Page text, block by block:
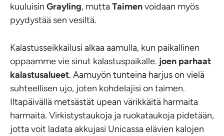
kuuluisin Grayling, muttaTaimenvoidaan myös
pyydystää sen vesiltä.
Kalastusseikkailusi alkaa aamulla, kun paikallinen
oppaamme vie sinut kalastuspaikalle. joen parhaat
kalastusalueet. Aamuyön tunteina harjus on vielä
suhteellisen ujo, joten kohdelajisi on taimen.
Iltapäivällä metsästät upean värikkäitä harmaita
harmaita. Virkistystaukoja ja ruokataukoja pidetään,
jotta voit ladata akkujasi Unicassa elävien kalojen